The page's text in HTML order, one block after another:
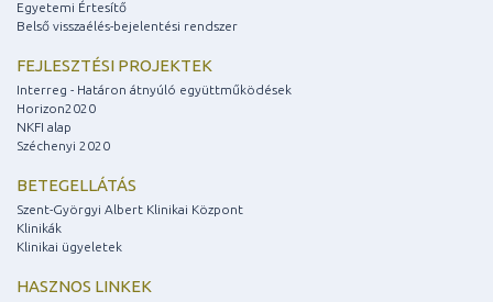
Egyetemi Értesítő
Belső visszaélés-bejelentési rendszer
FEJLESZTÉSI PROJEKTEK
Interreg - Határon átnyúló együttműködések
Horizon2020
NKFI alap
Széchenyi 2020
BETEGELLÁTÁS
Szent-Györgyi Albert Klinikai Központ
Klinikák
Klinikai ügyeletek
HASZNOS LINKEK